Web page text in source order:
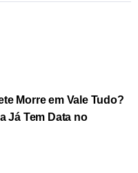
Morre em Vale Tudo?
Já Tem Data no